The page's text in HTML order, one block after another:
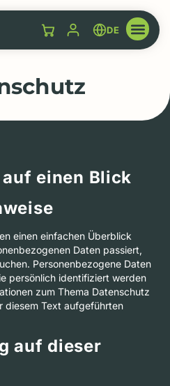
DE
einen Blick
einen einfachen Überblick
Daten passiert,
Personenbezogene Daten
persönlich identifiziert werden
zum Thema Datenschutz
diesem Text aufgeführten
auf dieser